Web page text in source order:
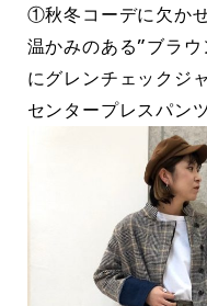
①秋冬コーデに欠か
温かみのある”ブラ
にグレンチェックジ
センタープレスパン